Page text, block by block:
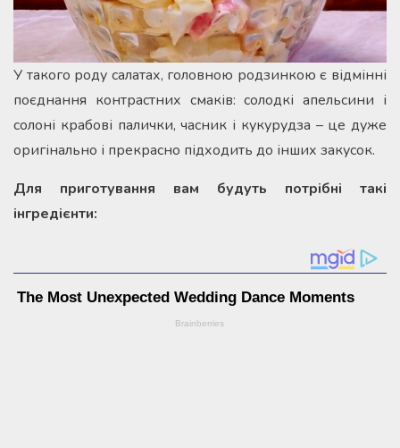
У такого роду салатах, головною родзинкою є відмінні
поєднання контрастних смаків: солодкі апельсини і
солоні крабові палички, часник і кукурудза – це дуже
оригінально і прекрасно підходить до інших закусок.
Для приготування вам будуть потрібні такі
інгредієнти: